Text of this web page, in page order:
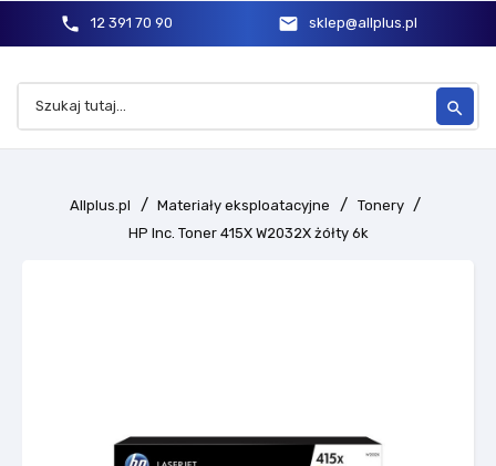
phone 12 391 70 90 mail sklep@allplus.pl
search
Allplus.pl Materiały eksploatacyjne
Tonery
HP Inc. Toner 415X W2032X żółty 6k